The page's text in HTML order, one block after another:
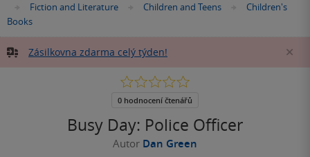
zde:»Fiction and Literature »
Children and Teens »
Children's
Books
Zásilkovna zdarma celý týden!
Busy Day: Police Officer
Autor Dan Green
0.0
5
0 hodnocení čtenářů